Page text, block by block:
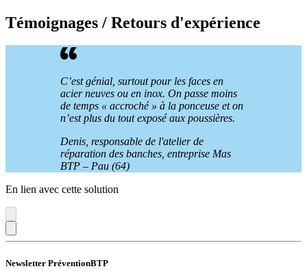
Témoignages / Retours d'expérience
C’est génial, surtout pour les faces en
acier neuves ou en inox. On passe moins
de temps « accroché » à la ponceuse et on
n’est plus du tout exposé aux poussières.
Denis, responsable de l'atelier de
réparation des banches, entreprise Mas
BTP – Pau (64)
En lien avec cette solution
Newsletter PréventionBTP